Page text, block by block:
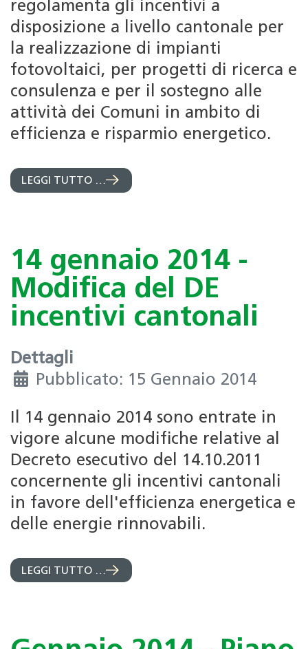
regolamenta gli incentivi a
disposizione a livello cantonale per
la realizzazione di impianti
fotovoltaici, per progetti di ricerca e
consulenza e per il sostegno alle
attività dei Comuni in ambito di
efficienza e risparmio energetico.
LEGGI TUTTO …
14 gennaio 2014 -
Modifica del DE
incentivi cantonali
Dettagli
Pubblicato: 15 Gennaio 2014
Il 14 gennaio 2014 sono entrate in
vigore alcune modifiche relative al
Decreto esecutivo del 14.10.2011
concernente gli incentivi cantonali
in favore dell'efficienza energetica e
delle energie rinnovabili.
LEGGI TUTTO …